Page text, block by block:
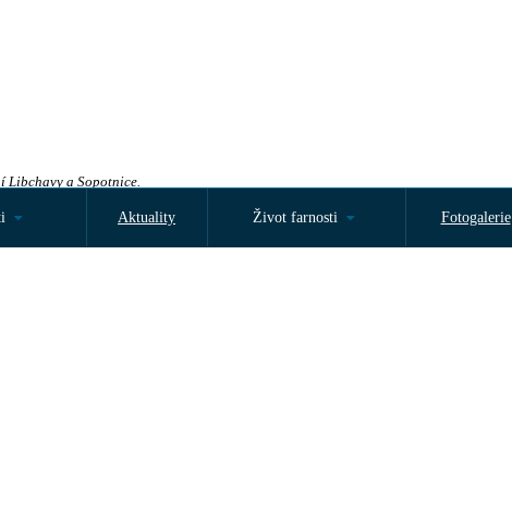
Libchavy a Sopotnice.
Aktuality Život farnosti Fotogalerie